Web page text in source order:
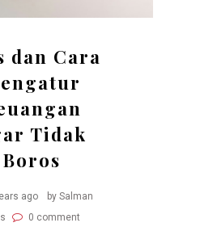
dan Cara
Tidak
Boros
ago
by Salman
0 comment